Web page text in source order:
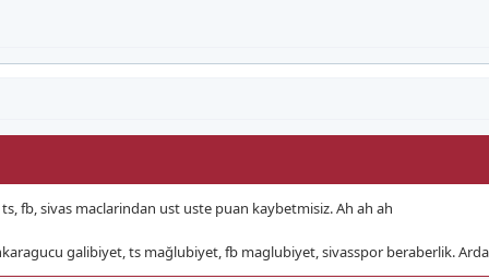
fb, sivas maclarindan ust uste puan kaybetmisiz. Ah ah ah
galibiyet, ts mağlubiyet, fb maglubiyet, sivasspor beraberlik.